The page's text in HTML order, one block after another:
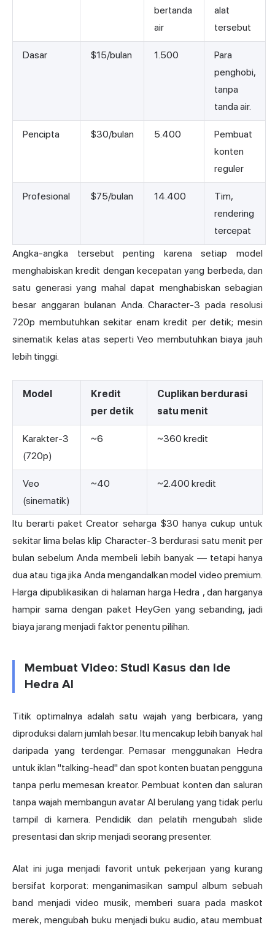
bertanda
air
alat
tersebut
Dasar $15/bulan 1.500
Para
penghobi,
tanpa
tanda air.
Pencipta $30/bulan 5.400
Pembuat
konten
reguler
Profesional $75/bulan 14.400
Tim,
rendering
tercepat
Angka-angka tersebut penting karena setiap model
menghabiskan kredit dengan kecepatan yang berbeda, dan
satu generasi yang mahal dapat menghabiskan sebagian
besar anggaran bulanan Anda. Character-3 pada resolusi
720p membutuhkan sekitar enam kredit per detik; mesin
sinematik kelas atas seperti Veo membutuhkan biaya jauh
lebih tinggi.
Model
Kredit
per detik
Cuplikan berdurasi
satu menit
Karakter-3
(720p)
~6 ~360 kredit
Veo
(sinematik)
~40 ~2.400 kredit
Itu berarti paket Creator seharga $30 hanya cukup untuk
sekitar lima belas klip Character-3 berdurasi satu menit per
bulan sebelum Anda membeli lebih banyak — tetapi hanya
dua atau tiga jika Anda mengandalkan model video premium.
Harga dipublikasikan di halaman harga Hedra , dan harganya
hampir sama dengan paket HeyGen yang sebanding, jadi
biaya jarang menjadi faktor penentu pilihan.
Membuat Video: Studi Kasus dan Ide
Hedra AI
Titik optimalnya adalah satu wajah yang berbicara, yang
diproduksi dalam jumlah besar. Itu mencakup lebih banyak hal
daripada yang terdengar. Pemasar menggunakan Hedra
untuk iklan "talking-head" dan spot konten buatan pengguna
tanpa perlu memesan kreator. Pembuat konten dan saluran
tanpa wajah membangun avatar AI berulang yang tidak perlu
tampil di kamera. Pendidik dan pelatih mengubah slide
presentasi dan skrip menjadi seorang presenter.
Alat ini juga menjadi favorit untuk pekerjaan yang kurang
bersifat korporat: menganimasikan sampul album sebuah
band menjadi video musik, memberi suara pada maskot
merek, mengubah buku menjadi buku audio, atau membuat